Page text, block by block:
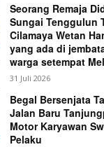
Seorang Remaja
Sungai Tenggulun
Cilamaya Wetan
yang ada di
warga setempat
31 Juli 2026
Begal Bersenjata
Jalan Baru
Motor Karyawan
Pelaku